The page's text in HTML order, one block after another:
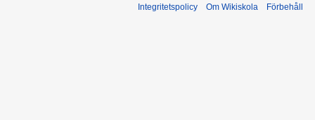
Integritetspolicy Om Wikiskola Förbehåll